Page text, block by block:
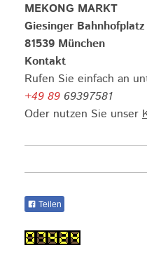
MEKONG MARKT
Giesinger
81539 München
Kontakt
Rufen Sie einfach an
+49 89 69397581
Oder nutzen Sie unser
Teilen